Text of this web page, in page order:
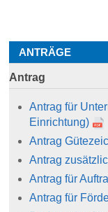
ANTRÄGE
Antrag
Antrag für
Einrichtung)
Antrag
Antrag
Antrag für
Antrag für